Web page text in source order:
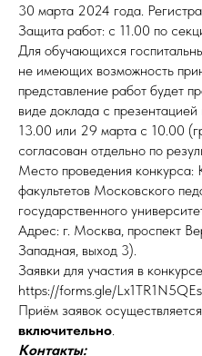
30 марта 2024 года.
Защита работ: с 11.00 по
Для обучающихся
не имеющих возможность
представление работ будет
виде доклада с
13.00 или 29 марта с 10.00
согласован отдельно по
Место проведения конкурса:
факультетов Московского
государственного
Адрес: г. Москва, проспект
Западная, выход 3).
Заявки для участия в
https://forms.gle/
Приём заявок осуществляется
включительно.
Контакты: